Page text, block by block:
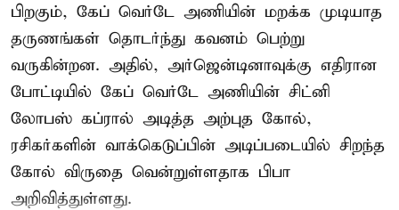
பிறகும், கேப் வெர்டே அணியின் மறக்க முடியாத
தருணங்கள் தொடர்ந்து கவனம் பெற்று
வருகின்றன. அதில், அர்ஜென்டினாவுக்கு எதிரான
போட்டியில் கேப் வெர்டே அணியின் சிட்னி
லோபஸ் கப்ரால் அடித்த அற்புத கோல்,
ரசிகர்களின் வாக்கெடுப்பின் அடிப்படையில் சிறந்த
கோல் விருதை வென்றுள்ளதாக பிபா
அறிவித்துள்ளது.